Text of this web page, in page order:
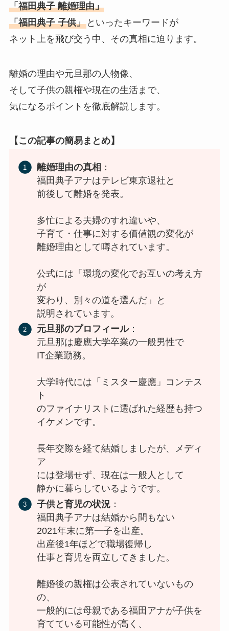
「福田典子 離婚理由」
「福田典子 子供」といったキーワードが
ネット上を飛び交う中、その真相に迫ります。
離婚の理由や元旦那の人物像、
そして子供の親権や現在の生活まで、
気になるポイントを徹底解説します。
【この記事の簡易まとめ】
離婚理由の真相 ：
福田典子アナはテレビ東京退社と
前後して離婚を発表。
多忙による夫婦のすれ違いや、
子育て・仕事に対する価値観の変化が
離婚理由として噂されています。
公式には「環境の変化でお互いの考え方
が
変わり、別々の道を選んだ」と
説明されています。
元旦那のプロフィール：
元旦那は慶應大学卒業の一般男性で
IT企業勤務。
大学時代には「ミスター慶應」コンテス
ト
のファイナリストに選ばれた経歴も持つ
イケメンです。
長年交際を経て結婚しましたが、メディ
ア
には登場せず、現在は一般人として
静かに暮らしているようです。
子供と育児の状況：
福田典子アナは結婚から間もない
2021年末に第一子を出産。
出産後1年ほどで職場復帰し
仕事と育児を両立してきました。
離婚後の親権は公表されていないもの
の、
一般的には母親である福田アナが子供を
育てている可能性が高く、